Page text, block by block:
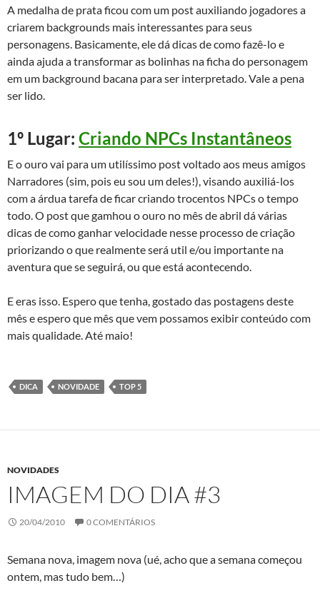
A medalha de prata ficou com um post auxiliando jogadores a
criarem backgrounds mais interessantes para seus
personagens. Basicamente, ele dá dicas de como fazê-lo e
ainda ajuda a transformar as bolinhas na ficha do personagem
em um background bacana para ser interpretado. Vale a pena
ser lido.
1º Lugar: Criando NPCs Instantâneos
E o ouro vai para um utilíssimo post voltado aos meus amigos
Narradores (sim, pois eu sou um deles!), visando auxiliá-los
com a árdua tarefa de ficar criando trocentos NPCs o tempo
todo. O post que gamhou o ouro no mês de abril dá várias
dicas de como ganhar velocidade nesse processo de criação
priorizando o que realmente será util e/ou importante na
aventura que se seguirá, ou que está acontecendo.
E eras isso. Espero que tenha, gostado das postagens deste
mês e espero que mês que vem possamos exibir conteúdo com
mais qualidade. Até maio!
DICA NOVIDADE TOP 5
NOVIDADES
IMAGEM DO DIA #3
20/04/2010 0 COMENTÁRIOS
Semana nova, imagem nova (ué, acho que a semana começou
ontem, mas tudo bem…)